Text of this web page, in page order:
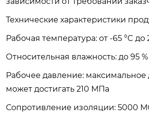
Технические характеристики
Рабочая температура: от -65 °C до
Относительная влажность: до 95
Рабочее давление: максимальное
может достигать 210 МПа
Сопротивление изоляции: 5000